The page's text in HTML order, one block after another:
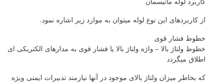
از کاربردهای این نوع لوله میتوان به موارد زیر اشاره نمود.
خطوط فشار قوی
خطوط ولتاژ بالا – واژه ولتاژ بالا یا فشار قوی به مدارهای الکتریکی ای
اطلاق میگردد
که بخاطر میزان ولتاژ بالای موجود در آنها نیازمند تدبیرات ایمنی ویژه